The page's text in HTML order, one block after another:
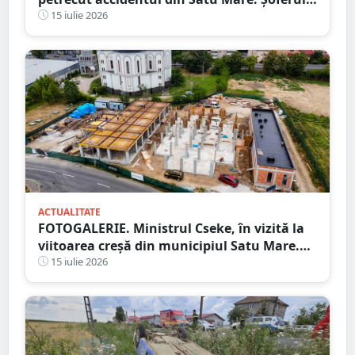
ajuns cu mașina răsturnată în șanț
15 iulie 2026
ACTUALITATE
FOTOGALERIE. Ministrul Cseke, în vizită la
viitoarea creșă din municipiul Satu Mare.
Ce spune primarul despre lucrări
15 iulie 2026